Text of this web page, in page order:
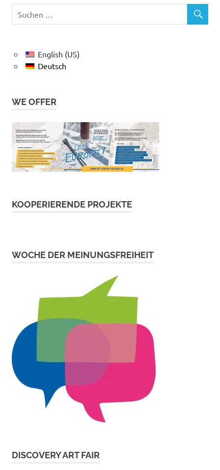
English (US)
Deutsch
WE OFFER
KOOPERIERENDE PROJEKTE
WOCHE DER MEINUNGSFREIHEIT
DISCOVERY ART FAIR